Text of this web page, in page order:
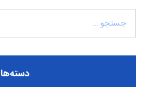
دسته‌ها